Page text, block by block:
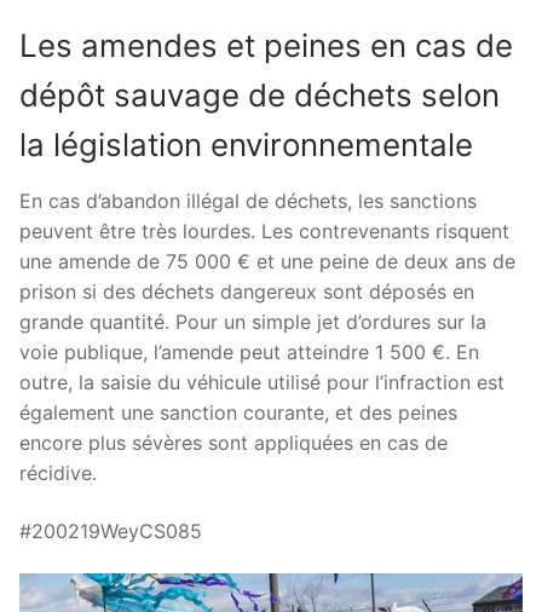
Les amendes et peines en cas de
dépôt sauvage de déchets selon
la législation environnementale
En cas d’abandon illégal de déchets, les sanctions
peuvent être très lourdes. Les contrevenants risquent
une amende de 75 000 € et une peine de deux ans de
prison si des déchets dangereux sont déposés en
grande quantité. Pour un simple jet d’ordures sur la
voie publique, l’amende peut atteindre 1 500 €. En
outre, la saisie du véhicule utilisé pour l’infraction est
également une sanction courante, et des peines
encore plus sévères sont appliquées en cas de
récidive.
#200219WeyCS085